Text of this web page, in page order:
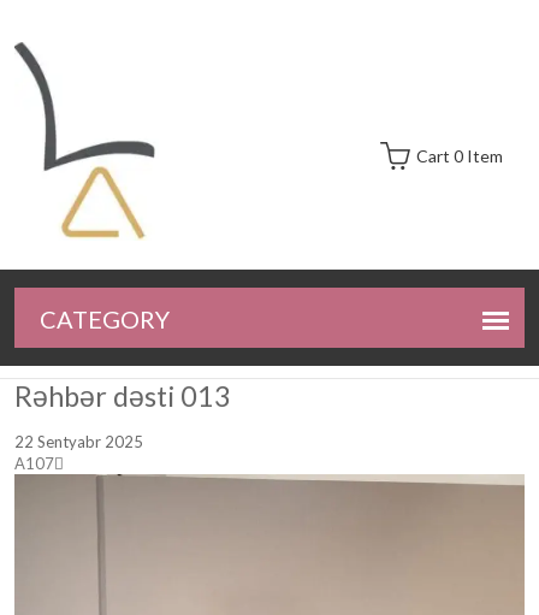
Cart 0 Item
Rəhbər dəsti 013
22 Sentyabr 2025
A107